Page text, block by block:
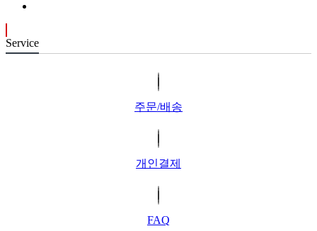
Service
주문/배송
개인결제
FAQ